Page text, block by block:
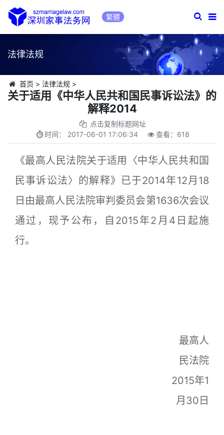
繁體
法律法规
首页 > 法律法规 >
关于适用《中华人民共和国民事诉讼法》的
解释2014
点击复制标题网址
时间： 2017-06-01 17:06:34 查看： 618
《最高人民法院关于适用〈中华人民共和国
民事诉讼法〉的解释》已于2014年12月18
日由最高人民法院审判委员会第1636次会议
通过，现予公布，自2015年2月4日起施
行。
最高人
民法院
2015年1
月30日